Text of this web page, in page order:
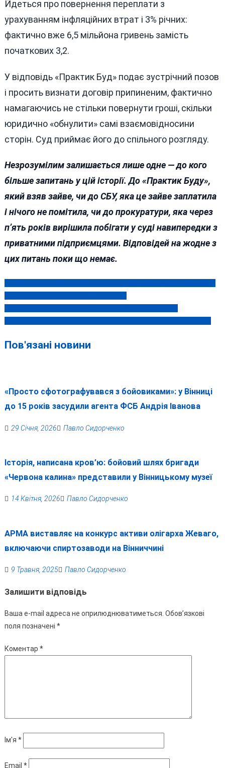
Йдеться про повернення переплати з
урахуванням інфляційних втрат і 3% річних:
фактично вже 6,5 мільйона гривень замість
початкових 3,2.
У відповідь «Практик Буд» подає зустрічний позов
і просить визнати договір припиненим, фактично
намагаючись не стільки повернути гроші, скільки
юридично «обнулити» самі взаємовідносини
сторін. Суд приймає його до спільного розгляду.
Незрозумілим залишається лише одне — до кого
більше запитань у цій історії. До «Практик Буду»,
який взяв зайве, чи до СБУ, яка це зайве заплатила
і нічого не помітила, чи до прокуратури, яка через
п’ять років вирішила побігати у суді навипередки з
приватними підприємцями. Відповідей на жодне з
цих питань поки що немає.
Навігація
записів
Пов'язані новини
«Просто сфотографувався з бойовиками»: у Вінниці
до 15 років засудили агента ФСБ Андрія Іванова
29 Січня, 2026 Павло Сидорченко
Історія, написана кров’ю: бойовий шлях бригади
«Червона калина» представили у Вінницькому музеї
14 Квітня, 2026 Павло Сидорченко
АРМА виставляє на конкурс активи олігарха Жеваго,
включаючи спиртозаводи на Вінниччині
9 Травня, 2025 Павло Сидорченко
Залишити відповідь
Ваша e-mail адреса не оприлюднюватиметься. Обов’язкові
поля позначені *
Коментар *
Ім'я *
Email *